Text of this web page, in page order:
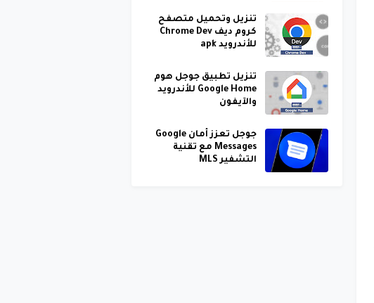
تنزيل وتحميل متصفح
كروم ديف Chrome Dev
للأندرويد apk
تنزيل تطبيق جوجل هوم
Google Home للأندرويد
والآيفون
جوجل تعزز أمان Google
Messages مع تقنية
التشفير MLS